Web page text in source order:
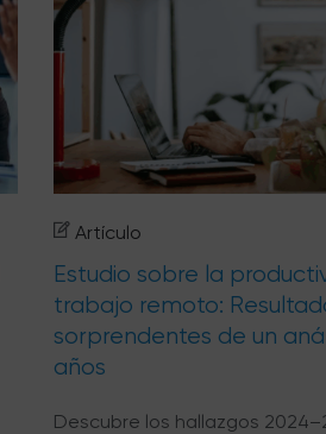
Artículo
Estudio sobre la
trabajo remoto:
sorprendentes de un
años
Descubre los hallazgos